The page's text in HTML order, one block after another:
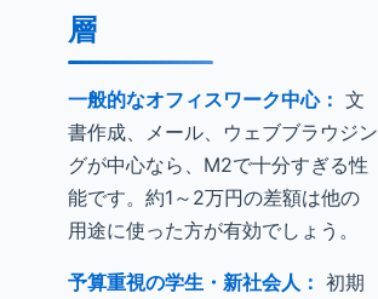
層
一般的なオフィスワーク中心： 文
書作成、メール、ウェブブラウジン
グが中心なら、M2で十分すぎる性
能です。約1～2万円の差額は他の
用途に使った方が有効でしょう。
予算重視の学生・新社会人： 初期